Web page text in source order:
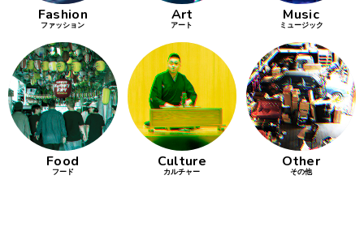
の絵で
ツを作
る
りどり
Fashion
ファッション
Art
アート
Music
ミュージック
Food
フード
Culture
カルチャー
Other
その他